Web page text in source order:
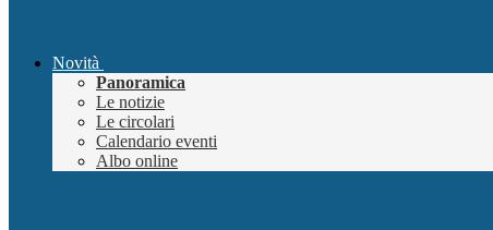
Novità
Panoramica
Le notizie
Le circolari
Calendario eventi
Albo online